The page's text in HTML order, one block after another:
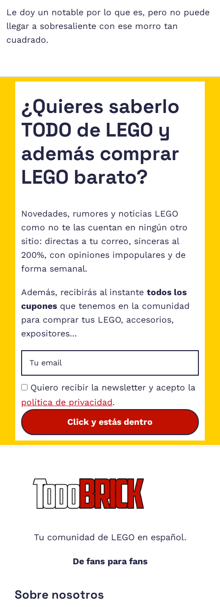
Le doy un notable por lo que es, pero no puede
llegar a sobresaliente con ese morro tan
cuadrado.
¿Quieres saberlo
TODO de LEGO y
además comprar
LEGO barato?
Novedades, rumores y noticias LEGO
como no te las cuentan en ningún otro
sitio: directas a tu correo, sinceras al
200%, con opiniones impopulares y de
forma semanal.
Además, recibirás al instante todos los
cuponesque tenemos en la comunidad
para comprar tus LEGO, accesorios,
expositores...
Quiero recibir la newsletter y acepto la
política de privacidad.
Click y estás dentro
Footer
Tu comunidad de LEGO en español.
De fans para fans
Sobre nosotros